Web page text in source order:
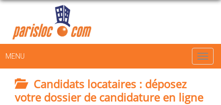
MENU
Candidats locataires : déposez
votre dossier de candidature en ligne